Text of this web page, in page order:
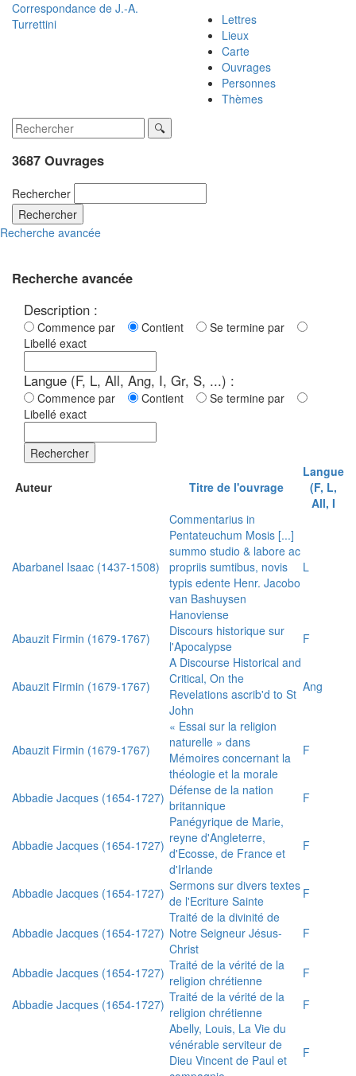
Correspondance de J.-A.
Turrettini
Lettres
Lieux
Carte
Ouvrages
Personnes
Thèmes
3687 Ouvrages
Rechercher
Rechercher
Recherche avancée
Recherche avancée
Description :
Commence par Contient
Se termine par
Libellé exact
Langue (F, L, All, Ang, I, Gr, S, ...) :
Commence par Contient
Se termine par
Libellé exact
Rechercher
Auteur Titre de l'ouvrage
Langue
(F, L,
All, I
Abarbanel Isaac (1437-1508)
Commentarius in
Pentateuchum Mosis [...]
summo studio & labore ac
propriis sumtibus, novis
typis edente Henr. Jacobo
van Bashuysen
Hanoviense
L
Abauzit Firmin (1679-1767)
Discours historique sur
l'Apocalypse
F
Abauzit Firmin (1679-1767)
A Discourse Historical and
Critical, On the
Revelations ascrib'd to St
John
Ang
Abauzit Firmin (1679-1767)
« Essai sur la religion
naturelle » dans
Mémoires concernant la
théologie et la morale
F
Abbadie Jacques (1654-1727) Défense de la nation
britannique
F
Abbadie Jacques (1654-1727)
Panégyrique de Marie,
reyne d'Angleterre,
d'Ecosse, de France et
d'Irlande
F
Abbadie Jacques (1654-1727) Sermons sur divers textes
de l'Ecriture Sainte
F
Abbadie Jacques (1654-1727)
Traité de la divinité de
Notre Seigneur Jésus-
Christ
F
Abbadie Jacques (1654-1727) Traité de la vérité de la
religion chrétienne
F
Abbadie Jacques (1654-1727) Traité de la vérité de la
religion chrétienne
F
Abelly, Louis, La Vie du
vénérable serviteur de
Dieu Vincent de Paul et
F